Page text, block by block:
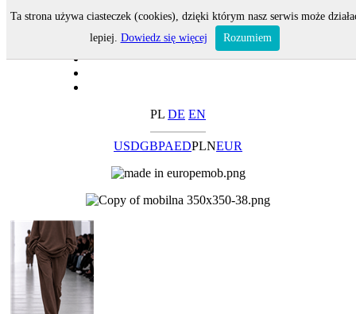
PL DE EN
USDGBPAEDPLNEUR
Ta strona używa ciasteczek (cookies), dzięki którym nasz serwis może
lepiej. Dowiedz się więcej Rozumiem